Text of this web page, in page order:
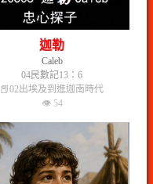
迦勒
Caleb
04民數記13：6
📕02出埃及到進迦南時代
👁 54